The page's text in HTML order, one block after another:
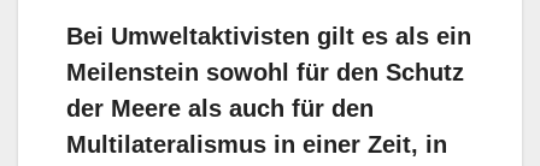
Bei Umweltaktivisten gilt es als ein
Meilenstein sowohl für den Schutz
der Meere als auch für den
Multilateralismus in einer Zeit, in